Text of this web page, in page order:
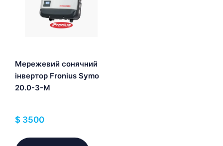
Мережевий сонячний
інвертор Fronius Symo
20.0-3-M
$ 3500